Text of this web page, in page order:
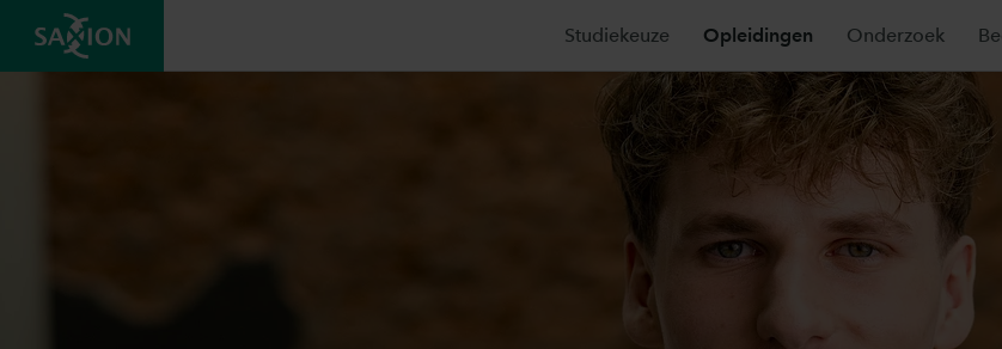
Studiekeuze Opleidingen Onderzoek